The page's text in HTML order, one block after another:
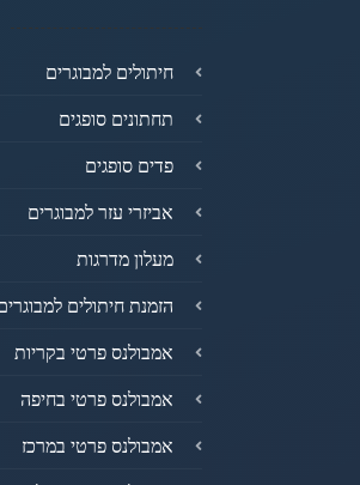
חיתולים למבוגרים
תחתונים סופגים
פדים סופגים
אביזרי עזר למבוגרים
מעלון מדרגות
הזמנת חיתולים
אמבולנס פרטי בקריות
אמבולנס פרטי בחיפה
אמבולנס פרטי במרכז